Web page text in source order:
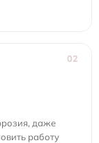
02
даже
работу